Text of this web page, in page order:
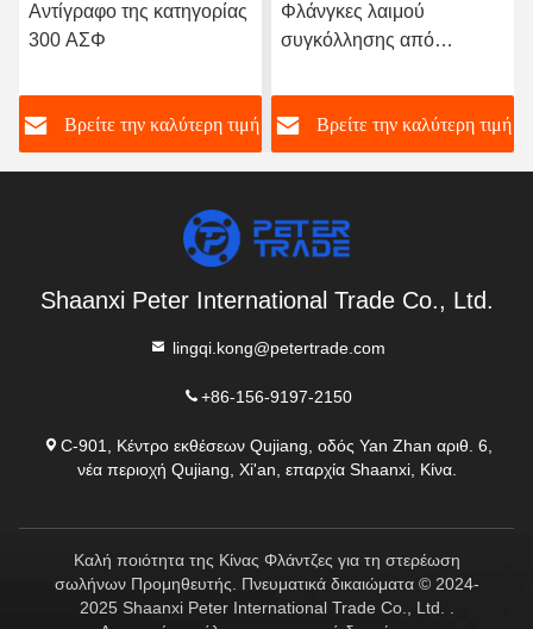
Αντίγραφο της κατηγορίας
300 ΑΣΦ
Βρείτε την καλύτερη τιμή
Φλάνγκες λαιμού
συγκόλλησης από
304/316L WNRF
Ανυψωμένη όψη και
επίπεδη όψη ANSI B16.5
Βρείτε την καλύτερη τιμή
Shaanxi Peter International Trade Co., Ltd.
lingqi.kong@petertrade.com
+86-156-9197-2150
C-901, Κέντρο εκθέσεων Qujiang, οδός Yan Zhan αριθ. 6,
νέα περιοχή Qujiang, Xi'an, επαρχία Shaanxi, Κίνα.
Καλή ποιότητα της Κίνας Φλάντζες για τη στερέωση
σωλήνων Προμηθευτής. Πνευματικά δικαιώματα © 2024-
2025 Shaanxi Peter International Trade Co., Ltd. .